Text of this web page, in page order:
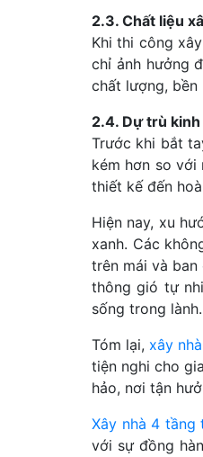
2.3. Chất liệu
Khi thi công
chỉ ảnh hưởng
chất lượng, bền
2.4. Dự trù
Trước khi bắt
kém hơn so
thiết kế đến
Hiện nay, xu
xanh. Các
trên mái và
thông gió tự
sống trong lành.
Tóm lại, xây
tiện nghi cho
hảo, nơi tận
Xây nhà 4 tầng
với sự đồng